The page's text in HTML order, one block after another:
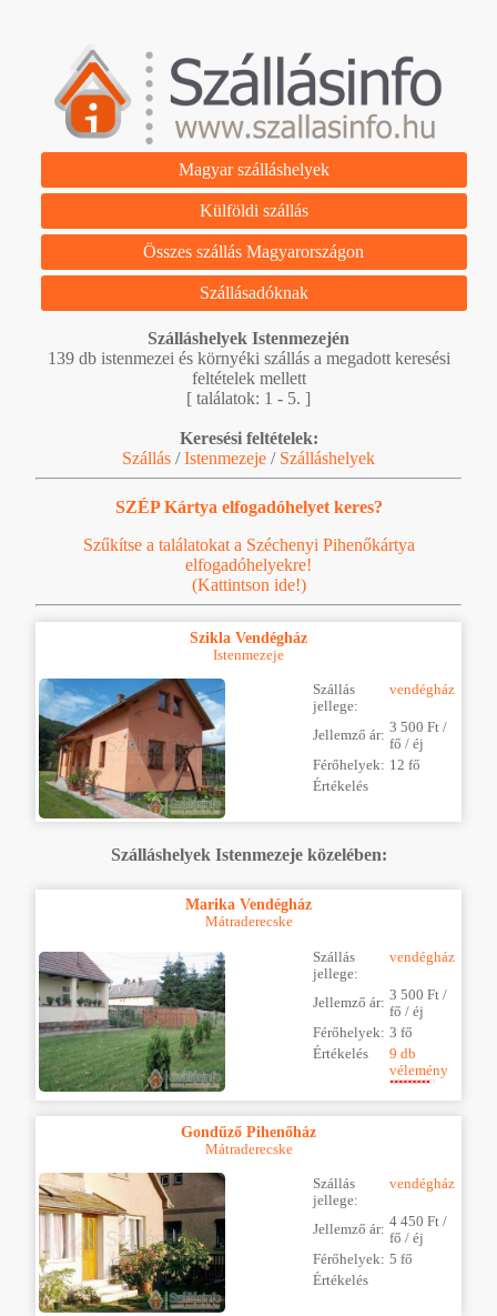
Magyar szálláshelyek
Külföldi szállás
Összes szállás Magyarországon
Szállásadóknak
Szálláshelyek Istenmezején
139 db istenmezei és környéki szállás a megadott keresési
feltételek mellett
[ találatok: 1 - 5. ]
Keresési feltételek:
Szállás /Istenmezeje / Szálláshelyek
SZÉP Kártya elfogadóhelyet keres?
Szűkítse a találatokat a Széchenyi Pihenőkártya
elfogadóhelyekre!
(Kattintson ide!)
Szikla Vendégház
Istenmezeje
Szállás
jellege:
vendégház
Jellemző ár: 3 500 Ft /
fő / éj
Férőhelyek: 12 fő
Értékelés
Szálláshelyek Istenmezeje közelében:
Marika Vendégház
Mátraderecske
Szállás
jellege:
vendégház
Jellemző ár: 3 500 Ft /
fő / éj
Férőhelyek: 3 fő
Értékelés
9 db
vélemény
Gondűző Pihenőház
Mátraderecske
Szállás
jellege:
vendégház
Jellemző ár: 4 450 Ft /
fő / éj
Férőhelyek: 5 fő
Értékelés